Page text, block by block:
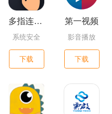
多指连点器
系统安全
下载
第一视频
影音播放
下载